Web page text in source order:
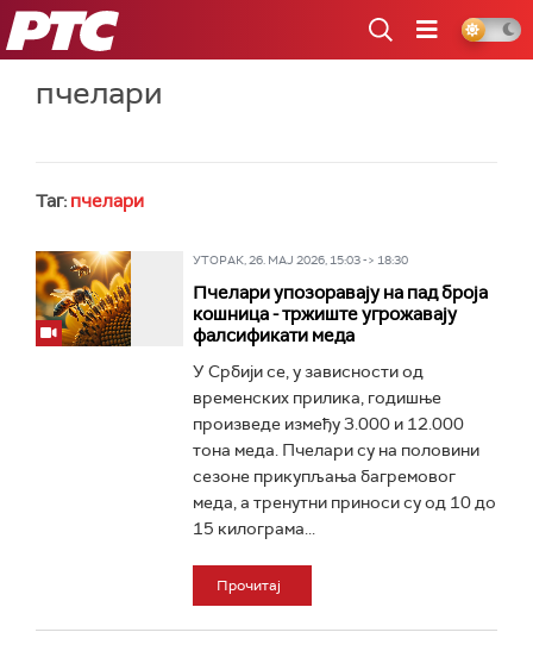
РТС
пчелари
Таг: пчелари
УТОРАК, 26. МАЈ 2026, 15:03 -> 18:30
Пчелари упозоравају на пад броја
кошница - тржиште угрожавају
фалсификати меда
У Србији се, у зависности од
временских прилика, годишње
произведе између 3.000 и 12.000
тона меда. Пчелари су на половини
сезоне прикупљања багремовог
меда, а тренутни приноси су од 10 до
15 килограма...
Прочитај